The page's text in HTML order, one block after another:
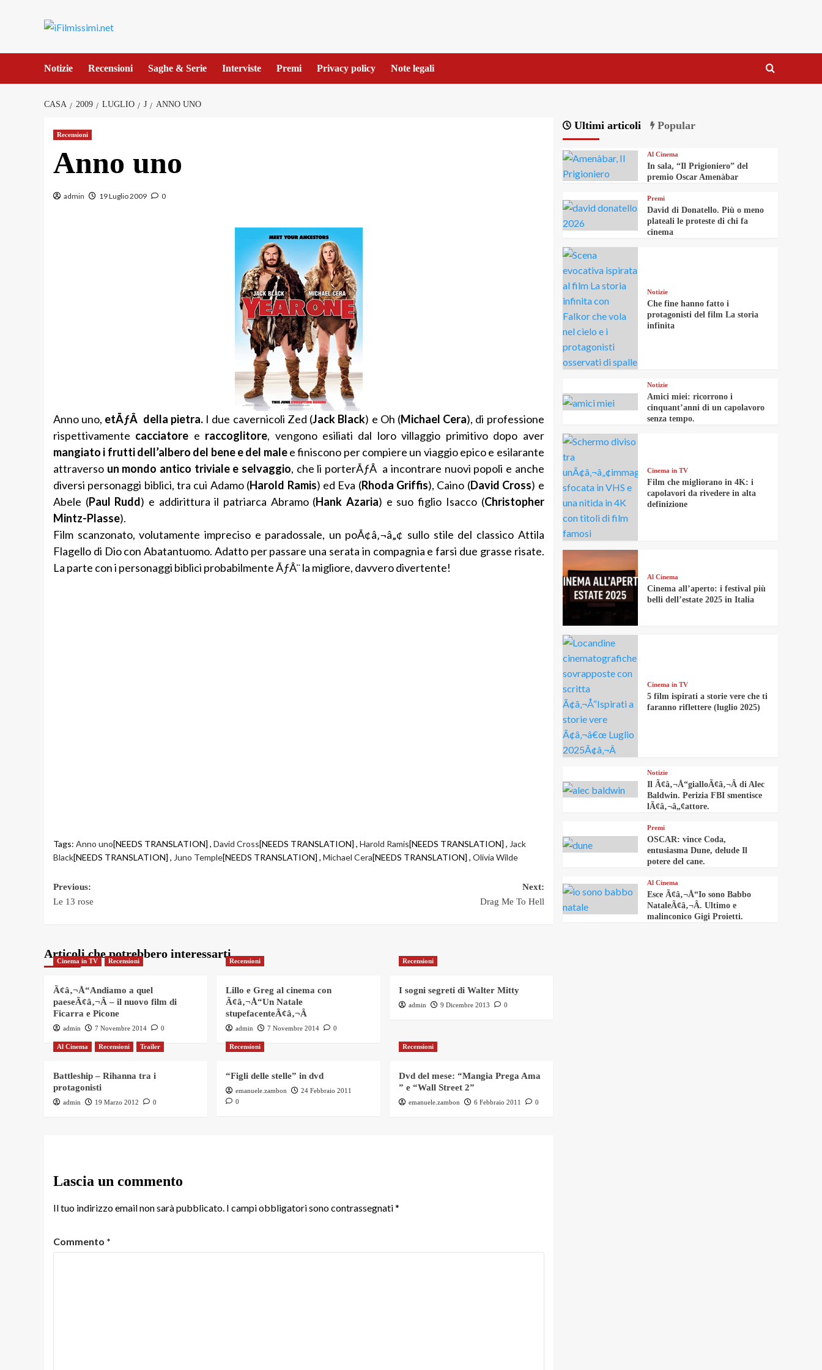
Notizie Recensioni Saghe & Serie Interviste Premi Privacy policy Note legali
CASA 2009 LUGLIO J ANNO UNO
Recensioni
Anno uno
admin 19 Luglio 2009 0
Anno uno, etÃƒÂ della pietra. I due cavernicoli Zed (Jack Black) e Oh (Michael Cera), di professione
rispettivamente cacciatore e raccoglitore, vengono esiliati dal loro villaggio primitivo dopo aver
mangiato i frutti dell’albero del bene e del malee finiscono per compiere un viaggio epico e esilarante
attraverso un mondo antico triviale e selvaggio, che li porterÃƒÂ a incontrare nuovi popoli e anche
diversi personaggi biblici, tra cui Adamo (Harold Ramis) ed Eva (Rhoda Griffis), Caino (David Cross) e
Abele (Paul Rudd) e addirittura il patriarca Abramo (Hank Azaria) e suo figlio Isacco (Christopher
Mintz-Plasse).
Film scanzonato, volutamente impreciso e paradossale, un poÃ¢â‚¬â„¢ sullo stile del classico Attila
Flagello di Dio con Abatantuomo. Adatto per passare una serata in compagnia e farsi due grasse risate.
La parte con i personaggi biblici probabilmente ÃƒÂ¨ la migliore, davvero divertente!
Tags: Anno uno[NEEDS TRANSLATION] , David Cross[NEEDS TRANSLATION] , Harold Ramis[NEEDS TRANSLATION] , Jack
Black[NEEDS TRANSLATION] , Juno Temple[NEEDS TRANSLATION] , Michael Cera[NEEDS TRANSLATION] , Olivia Wilde
Post
Previous:
Le 13 rose
Next:
Drag Me To Hell
Articoli che potrebbero interessarti
Cinema in TV Recensioni
Ã¢â‚¬Å“Andiamo a quel
paeseÃ¢â‚¬Â – il nuovo film di
Ficarra e Picone
admin 7 Novembre 2014 0
Recensioni
Lillo e Greg al cinema con
Ã¢â‚¬Å“Un Natale
stupefacenteÃ¢â‚¬Â
admin 7 Novembre 2014 0
Recensioni
I sogni segreti di Walter Mitty
admin 9 Dicembre 2013 0
Al Cinema Recensioni Trailer
Battleship – Rihanna tra i
protagonisti
admin 19 Marzo 2012 0
Recensioni
“Figli delle stelle” in dvd
emanuele.zambon
24 Febbraio 2011
0
Recensioni
Dvd del mese: “Mangia Prega Ama
” e “Wall Street 2”
emanuele.zambon 6 Febbraio 2011 0
Lascia un commento
Il tuo indirizzo email non sarà pubblicato. I campi obbligatori sono contrassegnati*
Commento *
Ultimi articoli Popular
Al Cinema
In sala, “Il Prigioniero” del
premio Oscar Amenàbar
Premi
David di Donatello. Più o meno
plateali le proteste di chi fa
cinema
Notizie
Che fine hanno fatto i
protagonisti del film La storia
infinita
Notizie
Amici miei: ricorrono i
cinquant’anni di un capolavoro
senza tempo.
Cinema in TV
Film che migliorano in 4K: i
capolavori da rivedere in alta
definizione
Al Cinema
Cinema all’aperto: i festival più
belli dell’estate 2025 in Italia
Cinema in TV
5 film ispirati a storie vere che ti
faranno riflettere (luglio 2025)
Notizie
Il Ã¢â‚¬Å“gialloÃ¢â‚¬Â di Alec
Baldwin. Perizia FBI smentisce
lÃ¢â‚¬â„¢attore.
Premi
OSCAR: vince Coda,
entusiasma Dune, delude Il
potere del cane.
Al Cinema
Esce Ã¢â‚¬Å“Io sono Babbo
NataleÃ¢â‚¬Â. Ultimo e
malinconico Gigi Proietti.